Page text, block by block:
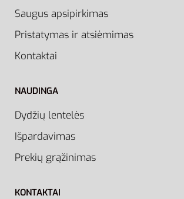
Saugus apsipirkimas
Pristatymas ir atsiėmimas
Kontaktai
NAUDINGA
Dydžių lentelės
Išpardavimas
Prekių grąžinimas
KONTAKTAI